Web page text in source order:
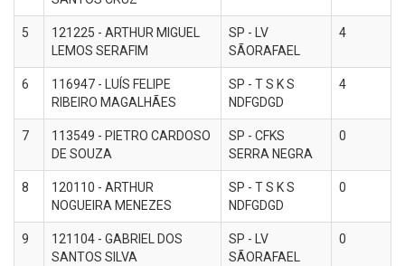
5
121225 - ARTHUR MIGUEL
LEMOS SERAFIM
SP - LV
SÃORAFAEL
4
6
116947 - LUÍS FELIPE
RIBEIRO MAGALHÃES
SP - T S K S
NDFGDGD
4
7
113549 - PIETRO CARDOSO
DE SOUZA
SP - CFKS
SERRA NEGRA
0
8
120110 - ARTHUR
NOGUEIRA MENEZES
SP - T S K S
NDFGDGD
0
9
121104 - GABRIEL DOS
SANTOS SILVA
SP - LV
SÃORAFAEL
0